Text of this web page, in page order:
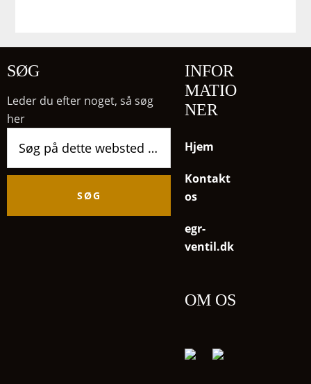
SØG
Leder du efter noget, så søg
her
dette
websted
INFOR
MATIO
NER
Hjem
Kontakt
os
egr-
ventil.dk
OM OS